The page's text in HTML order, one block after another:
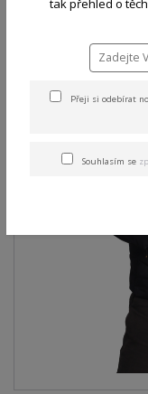
tak přehled o
Přeji si odebírat
Souhlasím se